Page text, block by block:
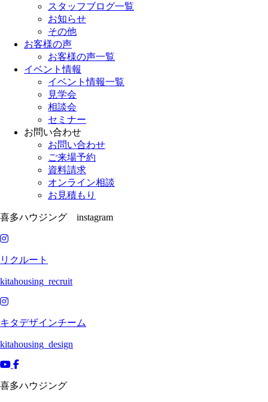
スタッフブログ一覧
お知らせ
その他
お客様の声
お客様の声一覧
イベント情報
イベント情報一覧
見学会
相談会
セミナー
お問い合わせ
お問い合わせ
ご来場予約
資料請求
オンライン相談
お見積もり
喜多ハウジング instagram
リクルート
kitahousing_recruit
キタデザインチーム
kitahousing_design
喜多ハウジング